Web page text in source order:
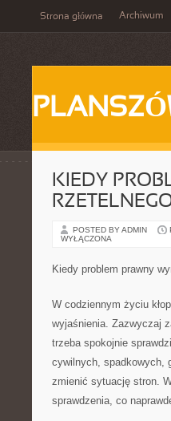
Strona główna Archiwum
KIEDY
POSTED BY ADMIN
WYŁĄCZONA
Kiedy problem prawny
W codziennym życiu
wyjaśnienia. Zazwyczaj
trzeba spokojnie
cywilnych, spadkowych,
zmienić sytuację stron.
sprawdzenia, co